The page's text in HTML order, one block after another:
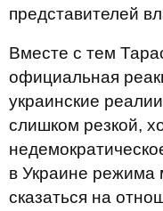
представителей
Вместе с тем
официальная
украинские
слишком резкой,
в Украине режима
сказаться на